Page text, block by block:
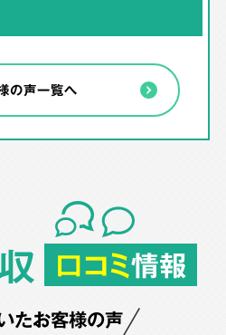
の声一覧へ
口コミ情報
たお客様の声